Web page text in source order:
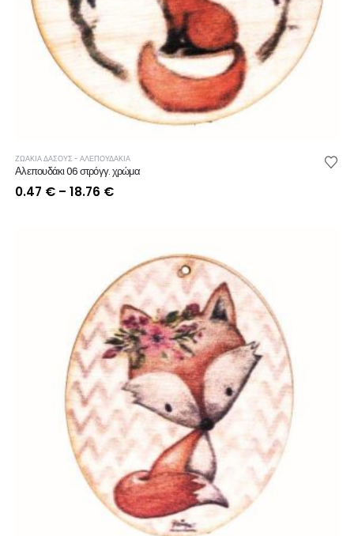
ΖΩΑΚΙΑ ΔΑΣΟΥΣ - ΑΛΕΠΟΥΔΑΚΙΑ
Αλεπουδάκι 06 στρόγγ. χρώμα
0.47 € – 18.76 €Price